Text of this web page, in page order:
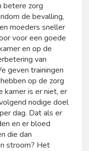
betere zorg
de bevalling,
moeders sneller
voor een goede
en op de
van
geven trainingen
op de zorg
kamer is er niet, er
nodige doel
dag. Dat als er
en er bloed
die dan
stroom? Het